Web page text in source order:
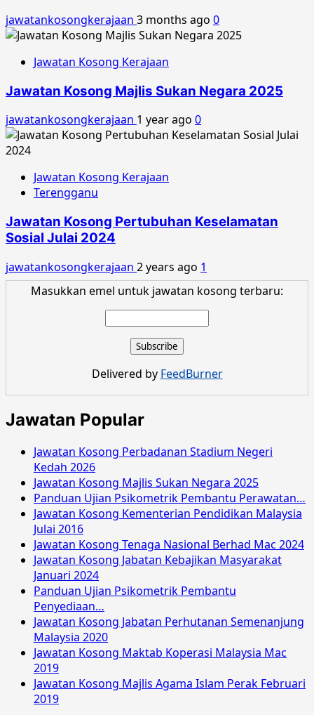
jawatankosongkerajaan 3 months ago 0
Jawatan Kosong Kerajaan
Jawatan Kosong Majlis Sukan Negara 2025
jawatankosongkerajaan 1 year ago 0
Jawatan Kosong Kerajaan
Terengganu
Jawatan Kosong Pertubuhan Keselamatan
Sosial Julai 2024
jawatankosongkerajaan 2 years ago 1
Masukkan emel untuk jawatan kosong terbaru:
Delivered by FeedBurner
Jawatan Popular
Jawatan Kosong Perbadanan Stadium Negeri
Kedah 2026
Jawatan Kosong Majlis Sukan Negara 2025
Panduan Ujian Psikometrik Pembantu Perawatan…
Jawatan Kosong Kementerian Pendidikan Malaysia
Julai 2016
Jawatan Kosong Tenaga Nasional Berhad Mac 2024
Jawatan Kosong Jabatan Kebajikan Masyarakat
Januari 2024
Panduan Ujian Psikometrik Pembantu
Penyediaan…
Jawatan Kosong Jabatan Perhutanan Semenanjung
Malaysia 2020
Jawatan Kosong Maktab Koperasi Malaysia Mac
2019
Jawatan Kosong Majlis Agama Islam Perak Februari
2019